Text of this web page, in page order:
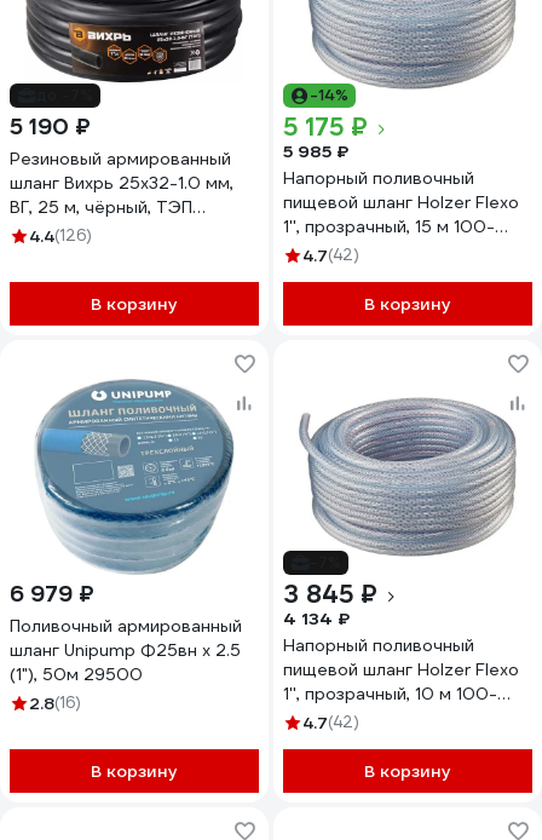
5 190 ₽
Резиновый армированный
шланг Вихрь 25x32-1.0 мм,
ВГ, 25 м, чёрный, ТЭП
73/7/2/36
4.4(126)
В корзину
-14%
5 175 ₽
5 985 ₽
Напорный поливочный
пищевой шланг Holzer Flexo
1'', прозрачный, 15 м 100-
12515M
4.7(42)
В корзину
6 979 ₽
Поливочный армированный
шланг Unipump Ф25вн х 2.5
(1"), 50м 29500
2.8(16)
В корзину
3 845 ₽
4 134 ₽
Напорный поливочный
пищевой шланг Holzer Flexo
1'', прозрачный, 10 м 100-
12510M
4.7(42)
В корзину